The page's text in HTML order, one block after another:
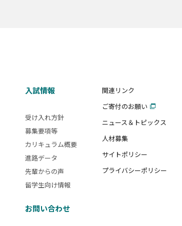
入試情報
受け入れ方針
募集要項等
カリキュラム概要
進路データ
先輩からの声
留学生向け情報
お問い合わせ
関連リンク
ご寄付のお願い
ニュース＆トピックス
人材募集
サイトポリシー
プライバシーポリシー